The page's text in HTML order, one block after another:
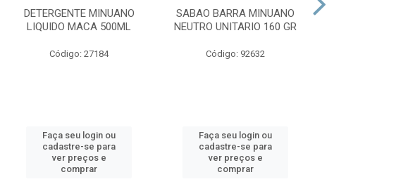
DETERGENTE MINUANO
LIQUIDO MACA 500ML
Código: 27184
Faça seu login ou
cadastre-se para
ver preços e
comprar
SABAO BARRA MINUANO
NEUTRO UNITARIO 160 GR
Código: 92632
Faça seu login ou
cadastre-se para
ver preços e
comprar